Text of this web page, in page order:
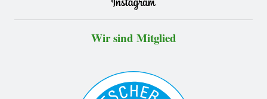
Wir sind Mitglied